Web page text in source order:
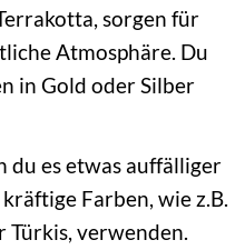
sorgen für
Atmosphäre. Du
in Gold oder Silber
du es etwas auffälliger
Farben, wie z.B.
Türkis, verwenden.